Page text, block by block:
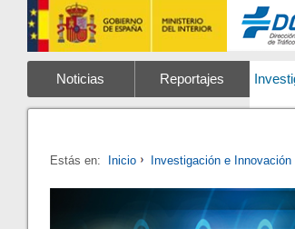
Noticias Reportajes
Estás en: Inicio Investigación e Innovación